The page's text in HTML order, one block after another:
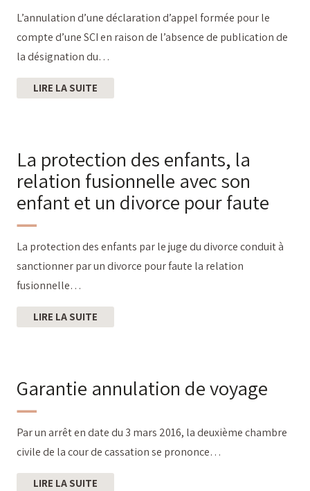
L’annulation d’une déclaration d’appel formée pour le
compte d’une SCI en raison de l’absence de publication de
la désignation du…
LIRE LA SUITE
La protection des enfants, la
relation fusionnelle avec son
enfant et un divorce pour faute
La protection des enfants par le juge du divorce conduit à
sanctionner par un divorce pour faute la relation
fusionnelle…
LIRE LA SUITE
Garantie annulation de voyage
Par un arrêt en date du 3 mars 2016, la deuxième chambre
civile de la cour de cassation se prononce…
LIRE LA SUITE